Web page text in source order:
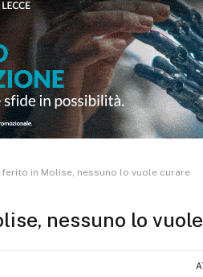
ferito in Molise, nessuno lo vuole curare
nessuno lo